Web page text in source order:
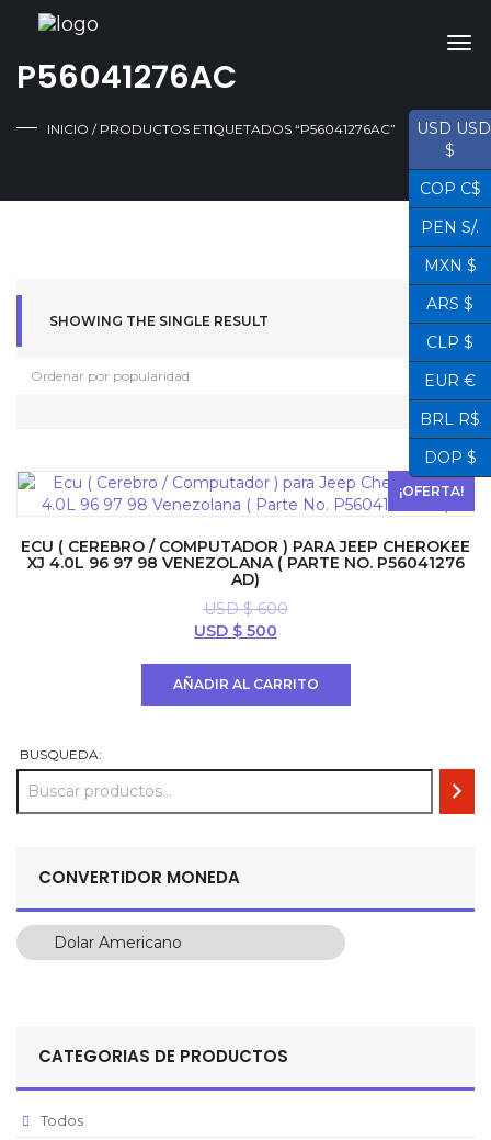
P56041276AC
INICIO / PRODUCTOS ETIQUETADOS “P56041276AC”
SHOWING THE SINGLE RESULT
¡OFERTA!
ECU ( CEREBRO / COMPUTADOR ) PARA JEEP CHEROKEE
XJ 4.0L 96 97 98 VENEZOLANA ( PARTE NO. P56041276
AD)
USD $600
El
USD $ 500
AÑADIR AL CARRITO
BUSQUEDA:
CONVERTIDOR MONEDA
Dolar Americano
Dolar Americano
Pesos Mexicanos
CATEGORIAS DE PRODUCTOS
Todos
USD USD
$
COP C$
PEN S/.
MXN $
ARS $
CLP $
EUR €
BRL R$
DOP $